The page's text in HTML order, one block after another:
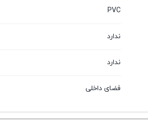
PVC
ندارد
ندارد
فضای داخلی